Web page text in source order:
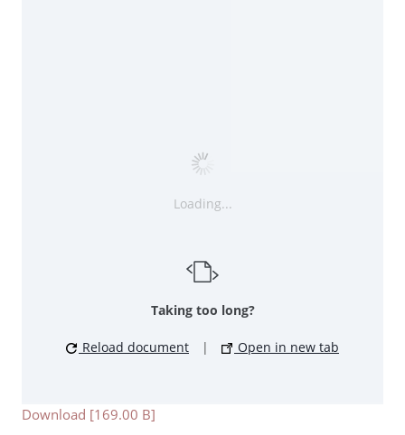
Loading...
Taking too long?
Reload document | Open in new tab
Download [169.00 B]